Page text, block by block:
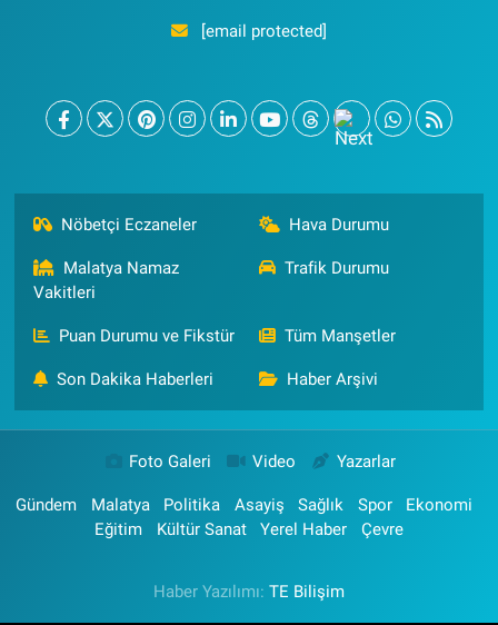
[email protected]
Nöbetçi Eczaneler Hava Durumu
Malatya Namaz
Vakitleri
Trafik Durumu
Puan Durumu ve Fikstür Tüm Manşetler
Son Dakika Haberleri Haber Arşivi
Foto Galeri Video Yazarlar
Gündem Malatya Politika Asayiş Sağlık Spor
Ekonomi
Eğitim
Kültür Sanat Yerel Haber Çevre
Haber Yazılımı: TE Bilişim